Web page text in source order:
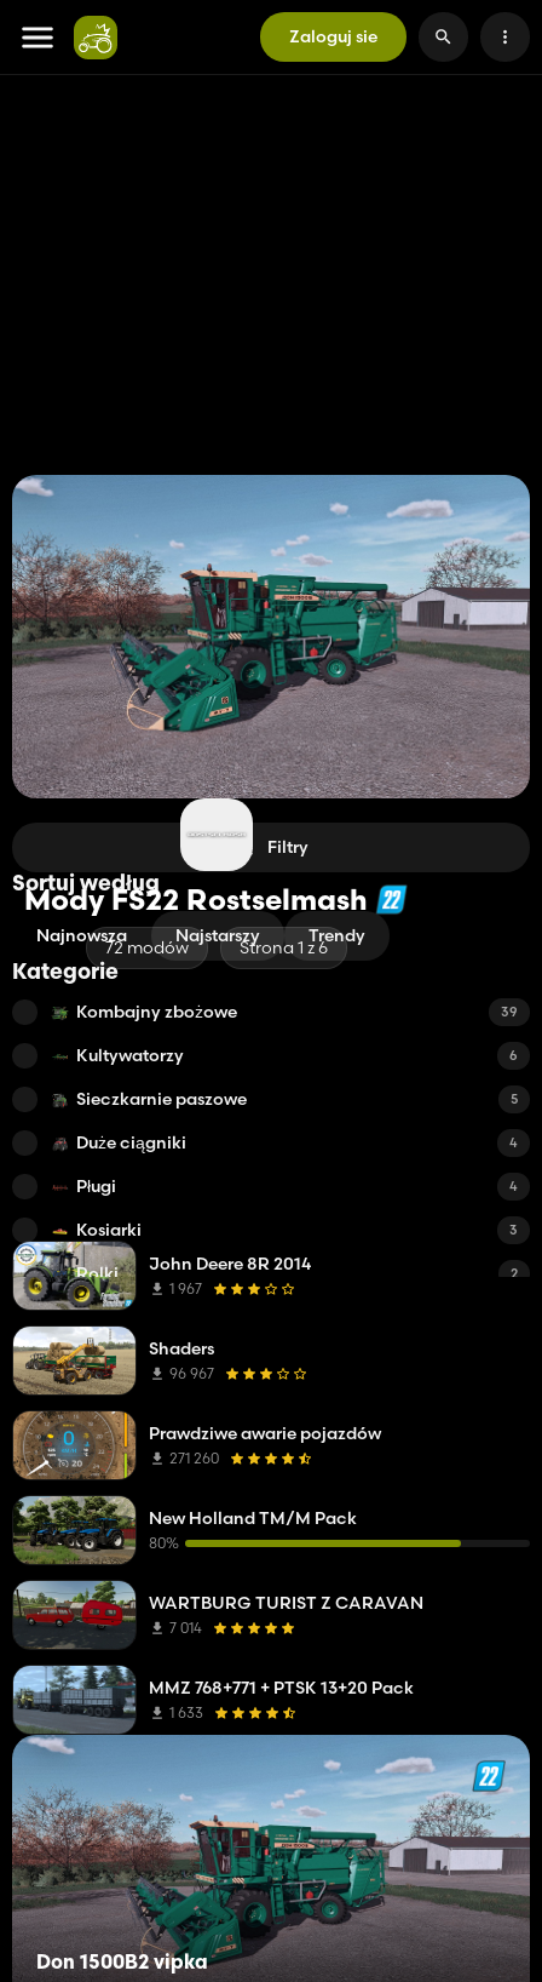
Zaloguj sie
Mody FS22 Rostselmash
72 modów Strona 1 z 6
Don 1500B2 vipka
Filtry
Sortuj według
Najnowsza Najstarszy Trendy
Kategorie
Kombajny zbożowe 39
Kultywatorzy 6
Sieczkarnie paszowe 5
Duże ciągniki 4
Pługi 4
Kosiarki 3
Rolki 2
Przyczepy
Mieszalniki pasz
Wagony ślimakowe
Kombajny do winogron
Głębosze
Zgrabiarki
Samochody ciężarowe
Małe Traktory
Inne mody
Średnie ciągniki 1
John Deere 8R 2014
1 967
Shaders
96 967
Prawdziwe awarie pojazdów
271 260
New Holland TM/M Pack
80%
WARTBURG TURIST Z CARAVAN
7 014
MMZ 768+771 + PTSK 13+20 Pack
1 633